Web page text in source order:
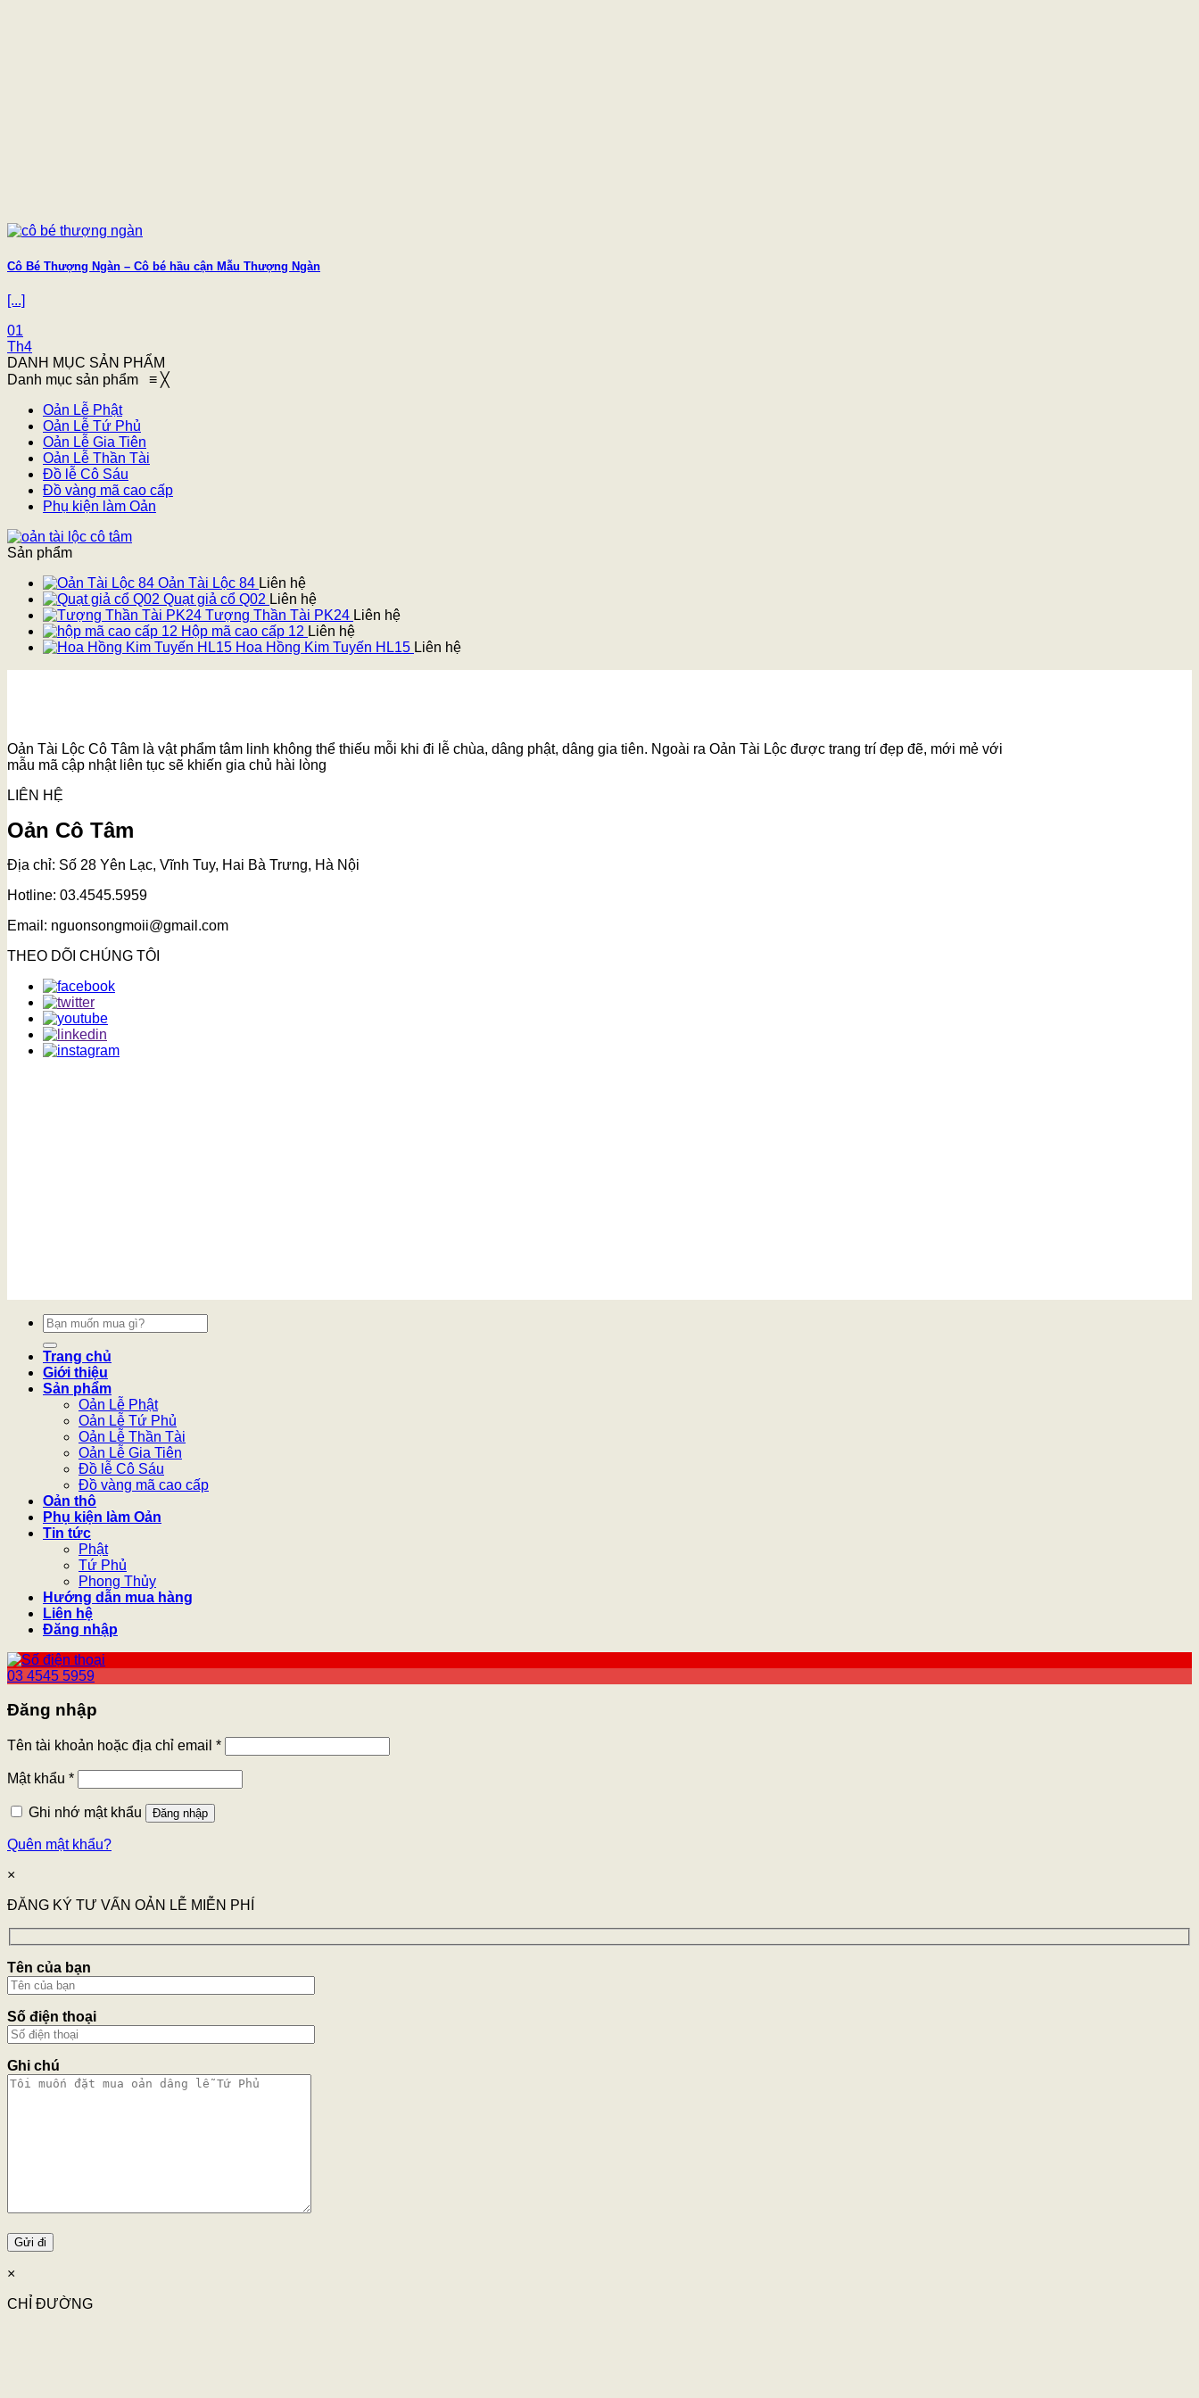
Cô Bé Thượng Ngàn – Cô bé hầu cận Mẫu Thượng Ngàn
[...]
01
Th4
DANH MỤC SẢN PHẨM
Danh mục sản phẩm ≡ ╳
Oản Lễ Phật
Oản Lễ Tứ Phủ
Oản Lễ Gia Tiên
Oản Lễ Thần Tài
Đồ lễ Cô Sáu
Đồ vàng mã cao cấp
Phụ kiện làm Oản
Sản phẩm
Oản Tài Lộc 84 Liên hệ
Quạt giả cổ Q02 Liên hệ
Tượng Thần Tài PK24 Liên hệ
Hộp mã cao cấp 12 Liên hệ
Hoa Hồng Kim Tuyến HL15 Liên hệ
Oản Tài Lộc Cô Tâm là vật phẩm tâm linh không thể thiếu mỗi khi đi lễ chùa, dâng phật, dâng gia tiên. Ngoài ra Oản Tài Lộc được trang trí đẹp đẽ, mới mẻ với
mẫu mã cập nhật liên tục sẽ khiến gia chủ hài lòng
LIÊN HỆ
Oản Cô Tâm
Địa chỉ: Số 28 Yên Lạc, Vĩnh Tuy, Hai Bà Trưng, Hà Nội
Hotline: 03.4545.5959
Email: nguonsongmoii@gmail.com
THEO DÕI CHÚNG TÔI
Tìm
kiếm:
Trang chủ
Giới thiệu
Sản phẩm
Oản Lễ Phật
Oản Lễ Tứ Phủ
Oản Lễ Thần Tài
Oản Lễ Gia Tiên
Đồ lễ Cô Sáu
Đồ vàng mã cao cấp
Oản thô
Phụ kiện làm Oản
Tin tức
Phật
Tứ Phủ
Phong Thủy
Hướng dẫn mua hàng
Liên hệ
Đăng nhập
03 4545 5959
Đăng nhập
Tên tài khoản hoặc địa chỉ email *
Mật khẩu *
Ghi nhớ mật khẩu Đăng nhập
Quên mật khẩu?
×
ĐĂNG KÝ TƯ VẤN OẢN LỄ MIỄN PHÍ
Tên của bạn
Số điện thoại
Ghi chú
×
CHỈ ĐƯỜNG